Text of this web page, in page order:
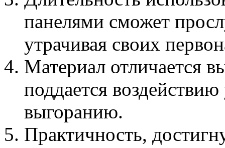
панелями сможет
утрачивая своих
Материал отличается
поддается
выгоранию.
Практичность,